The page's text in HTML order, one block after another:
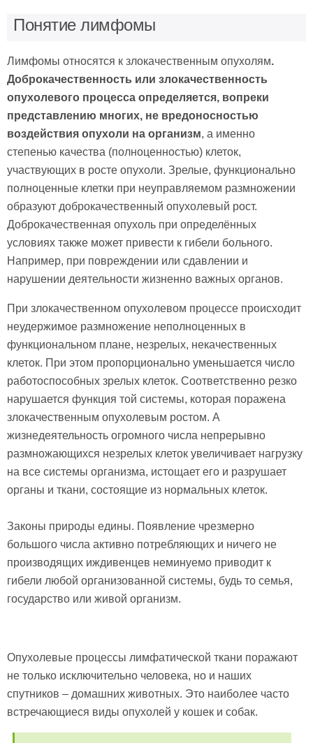
Понятие лимфомы
Лимфомы относятся к злокачественным опухолям.
Доброкачественность или злокачественность
опухолевого процесса определяется, вопреки
представлению многих, не вредоносностью
воздействия опухоли на организм, а именно
степенью качества (полноценностью) клеток,
участвующих в росте опухоли. Зрелые, функционально
полноценные клетки при неуправляемом размножении
образуют доброкачественный опухолевый рост.
Доброкачественная опухоль при определённых
условиях также может привести к гибели больного.
Например, при повреждении или сдавлении и
нарушении деятельности жизненно важных органов.
При злокачественном опухолевом процессе происходит
неудержимое размножение неполноценных в
функциональном плане, незрелых, некачественных
клеток. При этом пропорционально уменьшается число
работоспособных зрелых клеток. Соответственно резко
нарушается функция той системы, которая поражена
злокачественным опухолевым ростом. А
жизнедеятельность огромного числа непрерывно
размножающихся незрелых клеток увеличивает нагрузку
на все системы организма, истощает его и разрушает
органы и ткани, состоящие из нормальных клеток.
Законы природы едины. Появление чрезмерно
большого числа активно потребляющих и ничего не
производящих иждивенцев неминуемо приводит к
гибели любой организованной системы, будь то семья,
государство или живой организм.
Опухолевые процессы лимфатической ткани поражают
не только исключительно человека, но и наших
спутников – домашних животных. Это наиболее часто
встречающиеся виды опухолей у кошек и собак.